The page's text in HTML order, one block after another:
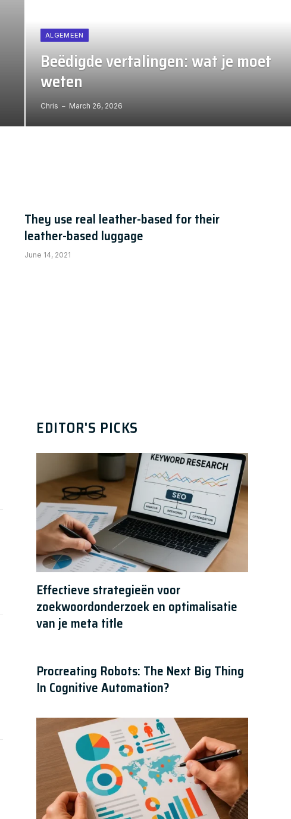
ALGEMEEN
Beëdigde vertalingen: wat je moet
weten
Chris March 26, 2026
They use real leather-based for their
leather-based luggage
June 14, 2021
EDITOR'S PICKS
Effectieve strategieën voor
zoekwoordonderzoek en optimalisatie
van je meta title
Procreating Robots: The Next Big Thing
In Cognitive Automation?